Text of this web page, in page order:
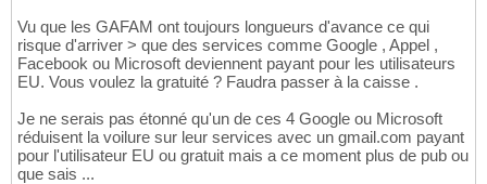
Vu que les GAFAM ont toujours longueurs d'avance ce qui
risque d'arriver > que des services comme Google , Appel ,
Facebook ou Microsoft deviennent payant pour les utilisateurs
EU. Vous voulez la gratuité ? Faudra passer à la caisse .
Je ne serais pas étonné qu'un de ces 4 Google ou Microsoft
réduisent la voilure sur leur services avec un gmail.com payant
pour l'utilisateur EU ou gratuit mais a ce moment plus de pub ou
que sais ...